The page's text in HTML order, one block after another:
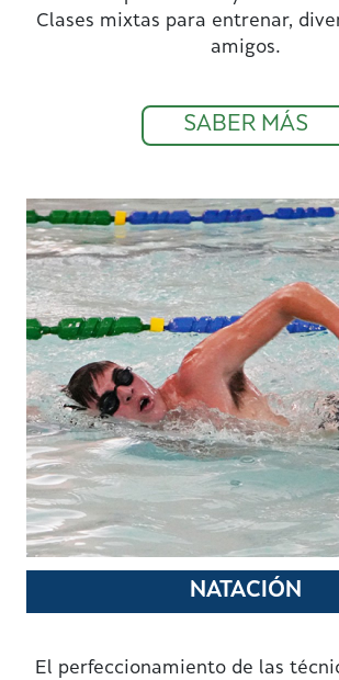
Clases mixtas para entrenar,
amigos.
SABER MÁS
NATACIÓN
El perfeccionamiento de las